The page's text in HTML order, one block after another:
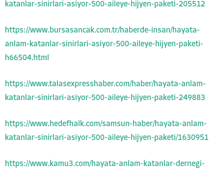
katanlar-sinirlari-asiyor-500-aileye-hijyen-paketi-205512
https://www.bursasancak.com.tr/haberde-insan/hayata-
anlam-katanlar-sinirlari-asiyor-500-aileye-hijyen-paketi-
h66504.html
https://www.talasexpresshaber.com/haber/hayata-anlam-
katanlar-sinirlari-asiyor-500-aileye-hijyen-paketi-249883
https://www.hedefhalk.com/samsun-haber/hayata-anlam-
katanlar-sinirlari-asiyor-500-aileye-hijyen-paketi/1630951
https://www.kamu3.com/hayata-anlam-katanlar-dernegi-